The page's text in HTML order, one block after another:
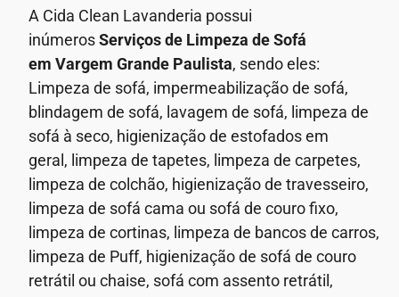
A Cida Clean Lavanderia possui
inúmerosServiços de Limpeza de Sofá
em Vargem Grande Paulista, sendo eles:
Limpeza de sofá, impermeabilização de sofá,
blindagem de sofá, lavagem de sofá, limpeza de
sofá à seco, higienização de estofados em
geral, limpeza de tapetes, limpeza de carpetes,
limpeza de colchão, higienização de travesseiro,
limpeza de sofá cama ou sofá de couro fixo,
limpeza de cortinas, limpeza de bancos de carros,
limpeza de Puff, higienização de sofá de couro
retrátil ou chaise, sofá com assento retrátil,